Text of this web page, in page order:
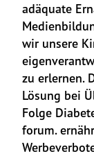
adäquate
wir unsere
zu erlernen.
Lösung bei
Folge
forum.